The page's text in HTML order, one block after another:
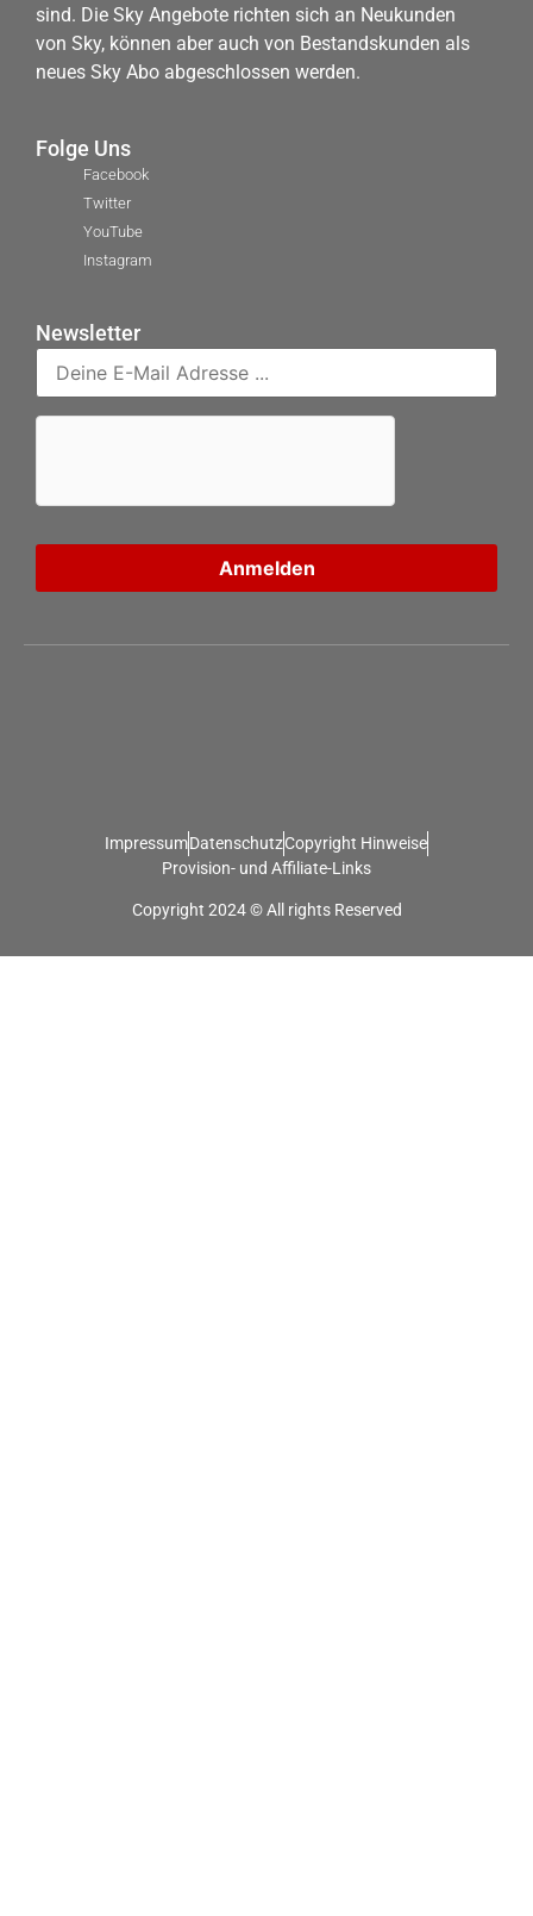
sind. Die Sky Angebote richten sich an Neukunden
von Sky, können aber auch von Bestandskunden als
neues Sky Abo abgeschlossen werden.
Folge Uns
Facebook
Twitter
YouTube
Instagram
Newsletter
ImpressumDatenschutzCopyright Hinweise
Provision- und Affiliate-Links
Copyright 2024 © All rights Reserved